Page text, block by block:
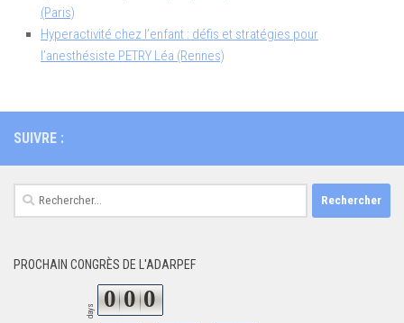
(Paris)
Hyperactivité chez l’enfant : défis et stratégies pour
l’anesthésiste PETRY Léa (Rennes)
SUIVRE :
Rechercher :
PROCHAIN CONGRÈS DE L'ADARPEF
days 0 0 0